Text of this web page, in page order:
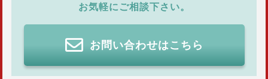
お気軽にご相談下さい。
お問い合わせはこちら